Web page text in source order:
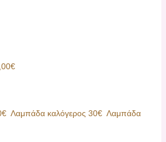
Λαμπάδα καλόγερος 30€ Λαμπάδα